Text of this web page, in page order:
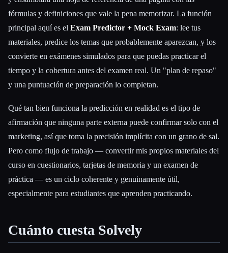
fórmulas y definiciones que vale la pena memorizar. La función
principal aquí es el Exam Predictor + Mock Exam: lee tus
materiales, predice los temas que probablemente aparezcan, y los
convierte en exámenes simulados para que puedas practicar el
tiempo y la cobertura antes del examen real. Un "plan de repaso"
y una puntuación de preparación lo completan.
Qué tan bien funciona la predicción en realidad es el tipo de
afirmación que ninguna parte externa puede confirmar solo con el
marketing, así que toma la precisión implícita con un grano de sal.
Pero como flujo de trabajo — convertir mis propios materiales del
curso en cuestionarios, tarjetas de memoria y un examen de
práctica — es un ciclo coherente y genuinamente útil,
especialmente para estudiantes que aprenden practicando.
Cuánto cuesta Solvely